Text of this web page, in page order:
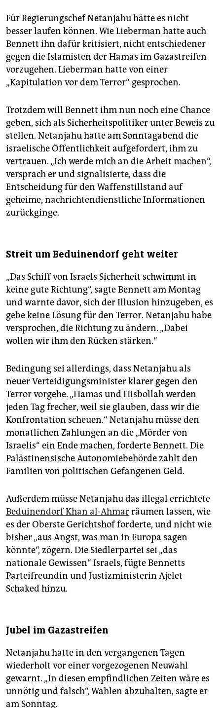
Für Regierungschef Netanjahu hätte es nicht
besser laufen können. Wie Lieberman hatte auch
Bennett ihn dafür kritisiert, nicht entschiedener
gegen die Islamisten der Hamas im Gazastreifen
vorzugehen. Lieberman hatte von einer
„Kapitulation vor dem Terror“ gesprochen.
Trotzdem will Bennett ihm nun noch eine Chance
geben, sich als Sicherheitspolitiker unter Beweis zu
stellen. Netanjahu hatte am Sonntagabend die
israelische Öffentlichkeit aufgefordert, ihm zu
vertrauen. „Ich werde mich an die Arbeit machen“,
versprach er und signalisierte, dass die
Entscheidung für den Waffenstillstand auf
geheime, nachrichtendienstliche Informationen
zurückginge.
Streit um Beduinendorf geht weiter
„Das Schiff von Israels Sicherheit schwimmt in
keine gute Richtung“, sagte Bennett am Montag
und warnte davor, sich der Illusion hinzugeben, es
gebe keine Lösung für den Terror. Netanjahu habe
versprochen, die Richtung zu ändern. „Dabei
wollen wir ihm den Rücken stärken.“
Bedingung sei allerdings, dass Netanjahu als
neuer Verteidigungsminister klarer gegen den
Terror vorgehe. „Hamas und Hisbollah werden
jeden Tag frecher, weil sie glauben, dass wir die
Konfrontation scheuen.“ Netanjahu müsse den
monatlichen Zahlungen an die „Mörder von
Israelis“ ein Ende machen, forderte Bennett. Die
Palästinensische Autonomiebehörde zahlt den
Familien von politischen Gefangenen Geld.
Außerdem müsse Netanjahu das illegal errichtete
Beduinendorf Khan al-Ahmarräumen lassen, wie
es der Oberste Gerichtshof forderte, und nicht wie
bisher „aus Angst, was man in Europa sagen
könnte“, zögern. Die Siedlerpartei sei „das
nationale Gewissen“ Israels, fügte Bennetts
Parteifreundin und Justizministerin Ajelet
Schaked hinzu.
Jubel im Gazastreifen
Netanjahu hatte in den vergangenen Tagen
wiederholt vor einer vorgezogenen Neuwahl
gewarnt. „In diesen empfindlichen Zeiten wäre es
unnötig und falsch“, Wahlen abzuhalten, sagte er
am Sonntag.